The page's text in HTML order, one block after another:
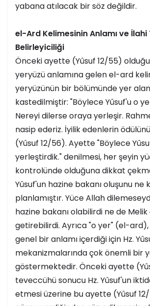
yabana atılacak bir söz değildir.
el-Ard Kelimesinin Anlamı ve
Belirleyiciliği
Önceki ayette (Yûsuf 12/55)
yeryüzü anlamına gelen el-ard
yeryüzünün bir bölümünde yer alan
kastedilmiştir: "Böylece Yûsuf'u o
Nereyi dilerse oraya yerleşir.
nasip ederiz. İyilik edenlerin
(Yûsuf 12/56). Ayette "Böylece
yerleştirdik." denilmesi, her şeyin
kontrolünde olduğuna dikkat
Yûsuf'un hazine bakanı oluşunu ne
planlamıştır. Yüce Allah
hazine bakanı olabilirdi ne de
getirebilirdi. Ayrıca "o yer" (el-ard),
genel bir anlamı içerdiği için Hz.
mekanizmalarında çok önemli bir
göstermektedir. Önceki ayette
teveccühü sonucu Hz. Yûsuf'un
etmesi üzerine bu ayette (Yûsuf